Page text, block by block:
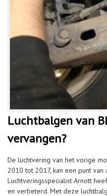
Luchtbalgen van
vervangen?
De luchtvering van het vorige
2010 tot 2017, kan een punt van
Luchtveringsspecialist Arnott
en verbeterd. Met deze